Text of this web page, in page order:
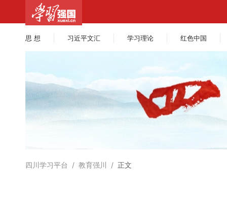
思 想 习近平文汇 学习理论 红色中国
四川学习平台 / 教育强川 / 正文